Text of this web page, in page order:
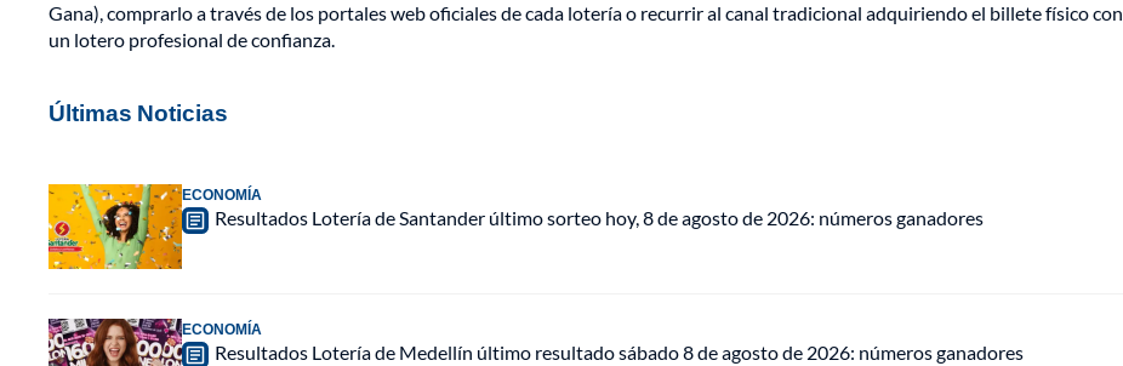
Gana), comprarlo a través de los portales web oficiales de cada lotería o recurrir al canal tradicional adquiriendo el billete físico con
un lotero profesional de confianza.
Últimas Noticias
ECONOMÍA
Resultados Lotería de Santander último sorteo hoy, 8 de agosto de 2026: números ganadores
ECONOMÍA
Resultados Lotería de Medellín último resultado sábado 8 de agosto de 2026: números ganadores